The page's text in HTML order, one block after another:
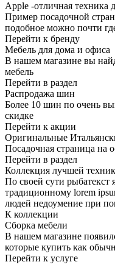
Apple -отличная техника
Пример посадочной
подобное можно почти
Перейти к бренду
Мебель для дома и офиса
В нашем магазине вы
мебель
Перейти в раздел
Распродажа шин
Более 10 шин по очень
скидке
Перейти к акции
Оригинальные
Посадочная страница на
Перейти в раздел
Коллекция лучшей
По своей сути рыбатекст
традиционному lorem
людей недоумение при
К коллекции
Сборка мебели
В нашем магазине
которые купить как
Перейти к услуге